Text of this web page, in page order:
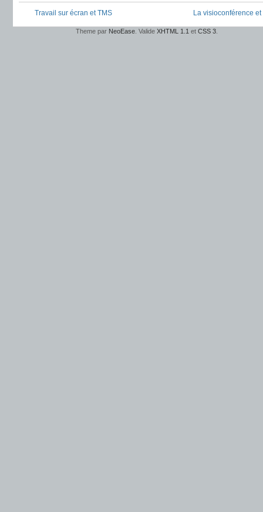
Travail sur écran et TMS La visioconférence
Theme par NeoEase . Valide XHTML 1.1 et CSS 3